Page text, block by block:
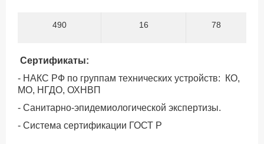
490 16 78
Сертификаты:
- НАКС РФ по группам технических устройств: КО,
МО, НГДО, ОХНВП
- Санитарно-эпидемиологической экспертизы.
- Система сертификации ГОСТ Р